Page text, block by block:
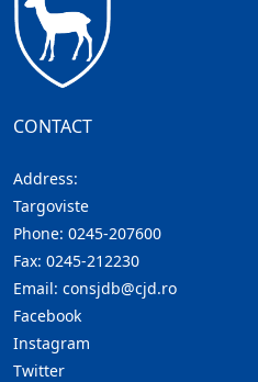
CONTACT
Address:
Targoviste
Phone: 0245-207600
Fax: 0245-212230
Email: consjdb@cjd.ro
Facebook
Instagram
Twitter